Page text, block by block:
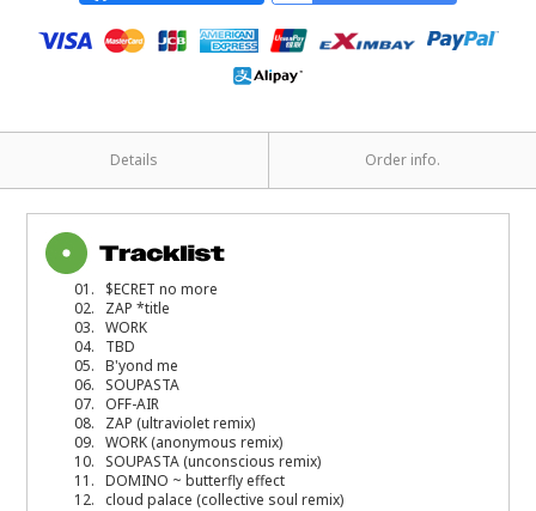
Details Order info.
01. $ECRET no more
02. ZAP *title
03. WORK
04. TBD
05. B'yond me
06. SOUPASTA
07. OFF-AIR
08. ZAP (ultraviolet remix)
09. WORK (anonymous remix)
10. SOUPASTA (unconscious remix)
11. DOMINO ~ butterfly effect
12. cloud palace (collective soul remix)